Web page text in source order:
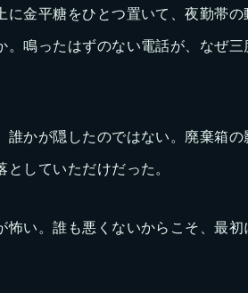
に金平糖をひとつ置いて、夜勤帯の
鳴ったはずのない電話が、なぜ三
かが隠したのではない。廃棄箱の
していただけだった。
怖い。誰も悪くないからこそ、最初